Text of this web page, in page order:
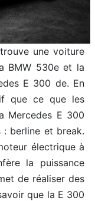
une voiture
BMW 530e et la
E 300 de. En
que ce que les
Mercedes E 300
berline et break.
électrique à
la puissance
de réaliser des
que la E 300